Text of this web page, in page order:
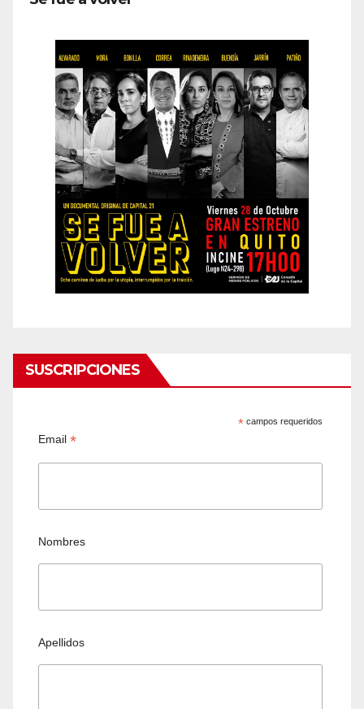
SUSCRIPCIONES
* campos requeridos
Email*
Nombres
Apellidos